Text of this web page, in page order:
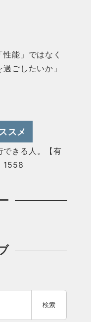
能」ではなく
過ごしたいか」
スメ
きる人。【有
1558
検索